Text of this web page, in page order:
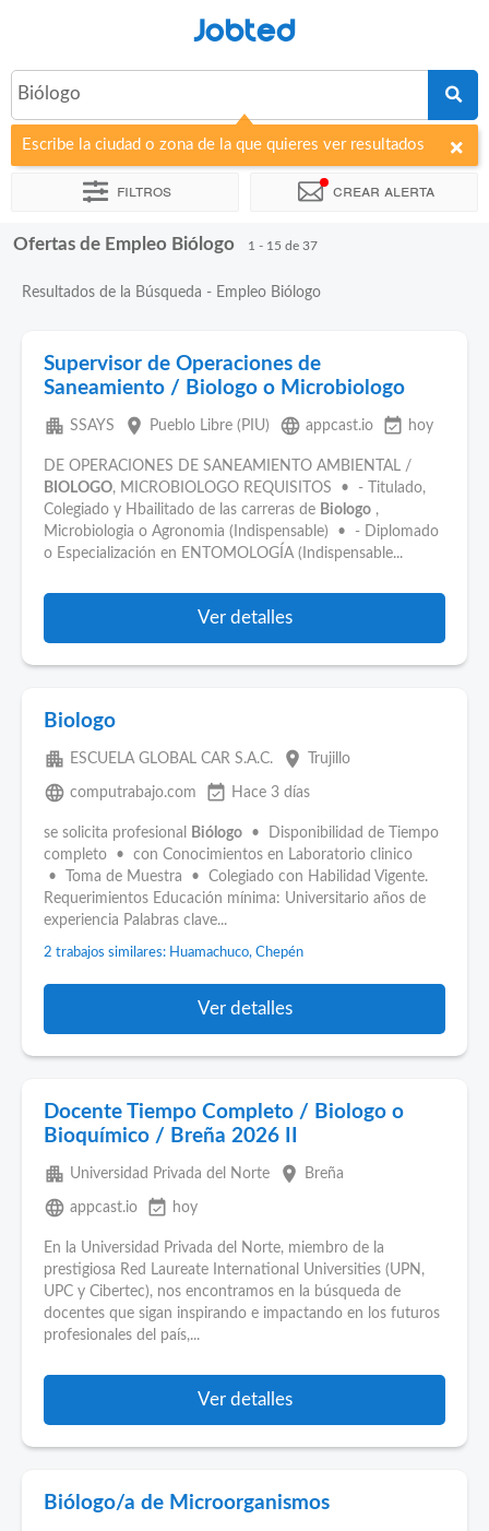
Jobted
Biólogo
Escribe la ciudad o zona de la que quieres ver resultados
Filtros Crear alerta
Ordenar por Empresa Horas de trabajo
Ofertas de Empleo Biólogo 1 - 15 de 37
Resultados de la Búsqueda - Empleo Biólogo
Supervisor de Operaciones de
Saneamiento / Biologo o Microbiologo
apartment SSAYS place Pueblo Libre (PIU) language appcast.io event_available hoy
DE OPERACIONES DE SANEAMIENTO AMBIENTAL /
BIOLOGO, MICROBIOLOGO REQUISITOS • - Titulado,
Colegiado y Hbailitado de las carreras de Biologo ,
Microbiologia o Agronomia (Indispensable) • - Diplomado
o Especialización en ENTOMOLOGÍA (Indispensable...
Ver detalles
Biologo
apartment ESCUELA GLOBAL CAR S.A.C. place Trujillo
language computrabajo.com event_available Hace 3 días
se solicita profesional Biólogo • Disponibilidad de Tiempo
completo • con Conocimientos en Laboratorio clinico
• Toma de Muestra • Colegiado con Habilidad Vigente.
Requerimientos Educación mínima: Universitario años de
experiencia Palabras clave...
2 trabajos similares: Huamachuco, Chepén
Ver detalles
Docente Tiempo Completo / Biologo o
Bioquímico / Breña 2026 II
apartment Universidad Privada del Norte place Breña
language appcast.io event_available hoy
En la Universidad Privada del Norte, miembro de la
prestigiosa Red Laureate International Universities (UPN,
UPC y Cibertec), nos encontramos en la búsqueda de
docentes que sigan inspirando e impactando en los futuros
profesionales del país,...
Ver detalles
Biólogo/a de Microorganismos